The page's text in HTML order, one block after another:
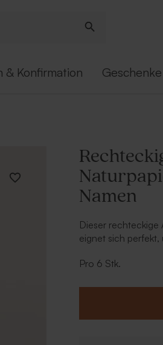
& Konfirmation Geschenke
Namen
Dieser rechteckige
eignet sich perfekt,
Aufkleber mit
Unser Tipp:
Pro 6 Stk.